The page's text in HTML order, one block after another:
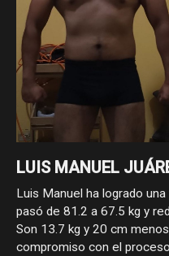
LUIS MANUEL
Luis Manuel ha logrado
pasó de 81.2 a 67.5 kg y
Son 13.7 kg y 20 cm
compromiso con el